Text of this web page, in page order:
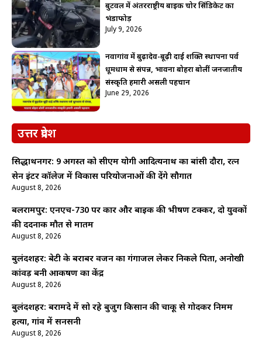
बुटवल में अंतरराष्ट्रीय बाइक चोर सिंडिकेट का
भंडाफोड़
July 9, 2026
नवागांव में बुढ़ादेव-बूढ़ी दाई शक्ति स्थापना पर्व
धूमधाम से संपन्न, भावना बोहरा बोलीं जनजातीय
संस्कृति हमारी असली पहचान
June 29, 2026
उत्तर प्रदेश
सिद्धार्थनगर: 9 अगस्त को सीएम योगी आदित्यनाथ का बांसी दौरा, रत्न
सेन इंटर कॉलेज में विकास परियोजनाओं की देंगे सौगात
August 8, 2026
बलरामपुर: एनएच-730 पर कार और बाइक की भीषण टक्कर, दो युवकों
की दर्दनाक मौत से मातम
August 8, 2026
बुलंदशहर: बेटी के बराबर वजन का गंगाजल लेकर निकले पिता, अनोखी
कांवड़ बनी आकर्षण का केंद्र
August 8, 2026
बुलंदशहर: बरामदे में सो रहे बुजुर्ग किसान की चाकू से गोदकर निर्मम
हत्या, गांव में सनसनी
August 8, 2026